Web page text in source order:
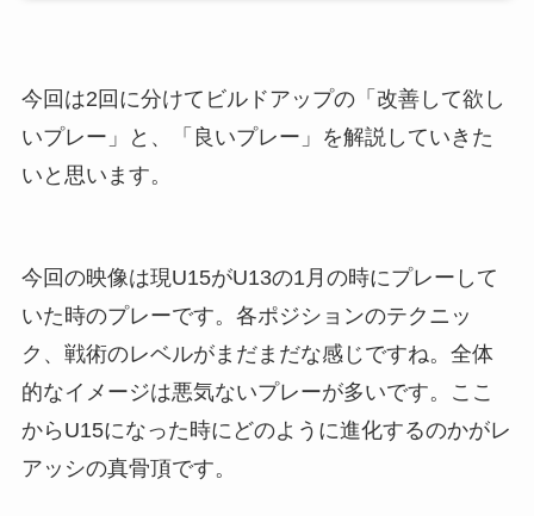
今回は2回に分けてビルドアップの「改善して欲し
いプレー」と、「良いプレー」を解説していきた
いと思います。
今回の映像は現U15がU13の1月の時にプレーして
いた時のプレーです。各ポジションのテクニッ
ク、戦術のレベルがまだまだな感じですね。全体
的なイメージは悪気ないプレーが多いです。ここ
からU15になった時にどのように進化するのかがレ
アッシの真骨頂です。